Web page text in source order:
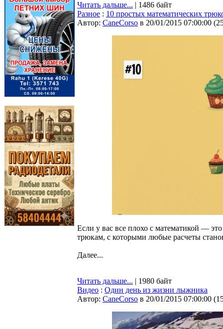
Читать дальше... | 1486 байт
Разное : 10 простых математических
Автор: CaneCorso в 20/01/2015 07:00:00 (
Если у вас все плохо с математикой —
трюкам, с которыми любые расчеты
Далее...
Читать дальше... | 1980 байт
Видео : Один день из жизни лыжника
Автор: CaneCorso в 20/01/2015 07:00:00 (